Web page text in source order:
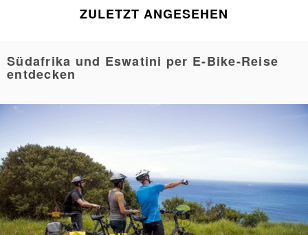
ZULETZT ANGESEHEN
Südafrika und Eswatini per E-Bike-Reise
entdecken